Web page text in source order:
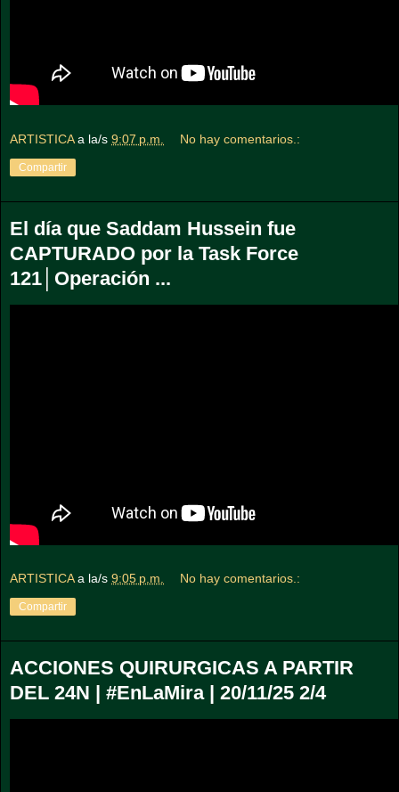
ARTISTICA a la/s 9:07 p.m. No hay comentarios.:
Compartir
El día que Saddam Hussein fue
CAPTURADO por la Task Force
121│Operación ...
ARTISTICA a la/s 9:05 p.m. No hay comentarios.:
Compartir
ACCIONES QUIRURGICAS A PARTIR
DEL 24N | #EnLaMira | 20/11/25 2/4